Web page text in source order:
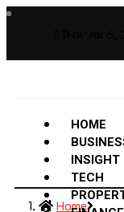
HOME
INSIGHT
TECH
Home